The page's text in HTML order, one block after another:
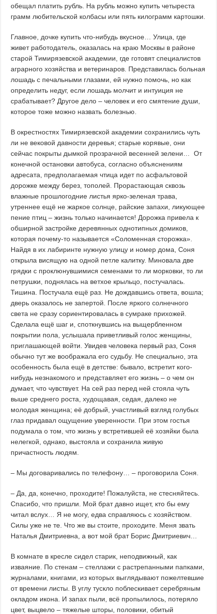
обещал платить рубль. На рубль можно купить четыреста
грамм любительской колбасы или пять килограмм картошки.
Главное, дочке купить что-нибудь вкусное… Улица, где
живет работодатель, оказалась на краю Москвы в районе
старой Тимирязевской академии, где готовят специалистов
аграрного хозяйства и ветеринаров. Представилась больная
лошадь с печальными глазами, ей нужно помочь, но как
определить недуг, если лошадь молчит и интуиция не
срабатывает? Другое дело – человек и его смятение души,
которое тоже можно назвать болезнью.
В окрестностях Тимирязевской академии сохранились чуть
ли не вековой давности деревья; старые корявые, они
сейчас покрыты дымкой прозрачной весенней зелени… От
конечной остановки автобуса, согласно объяснениям
адресата, предполагаемая чтица идет по асфальтовой
дорожке между берез, тополей. Прорастающая сквозь
влажные прошлогодние листья ярко-зеленая трава,
утреннее ещё не жаркое солнце, райские запахи, ликующее
пение птиц – жизнь только начинается! Дорожка привела к
обширной застройке деревянных однотипных домиков,
которая почему-то называется «Соломенная сторожка».
Найдя в их лабиринте нужную улицу и номер дома, Соня
открыла висящую на одной петле калитку. Миновала две
грядки с проклюнувшимися семенами то ли морковки, то ли
петрушки, поднялась на ветхое крыльцо, постучалась.
Тишина. Постучала ещё раз. Не дождавшись ответа, вошла;
дверь оказалось не запертой. После яркого солнечного
света не сразу сориентировалась в сумраке прихожей.
Сделала ещё шаг и, споткнувшись на выщербленном
покрытии пола, услышала приветливый голос женщины,
приглашающей войти. Увидев человека первый раз, Соня
обычно тут же воображала его судьбу. Не специально, эта
особенность была ещё в детстве: бывало, встретит кого-
нибудь незнакомого и представляет его жизнь – о чем он
думает, что чувствует. На сей раз перед ней стояла чуть
выше среднего роста, худощавая, седая, далеко не
молодая женщина; её добрый, участливый взгляд голубых
глаз придавал ощущение уверенности. При этом гостья
подумала о том, что жизнь у встретившей её хозяйки была
нелегкой, однако, выстояла и сохранила живую
причастность людям.
– Мы договаривались по телефону… – проговорила Соня.
– Да, да, конечно, проходите! Пожалуйста, не стесняйтесь.
Спасибо, что пришли. Мой брат давно ищет, кто бы ему
читал вслух… Я не могу, едва справляюсь с хозяйством.
Силы уже не те. Что же вы стоите, проходите. Меня звать
Наталья Дмитриевна, а вот мой брат Борис Дмитриевич…
В комнате в кресле сидел старик, неподвижный, как
изваяние. По стенам – стеллажи с растрепанными папками,
журналами, книгами, из которых выглядывают пожелтевшие
от времени листы. В углу тускло поблескивает серебряным
окладом икона. И запах пыли, всё пропылилось, потеряло
цвет, выцвело – тяжелые шторы, половики, обитый